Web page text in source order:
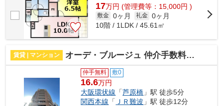
17万円 (管理費等：15,000円 )
敷金 0ヶ月 礼金 0ヶ月
10階 / 1LDK / 45.61㎡
賃貸 | マンション オーデ・ブルージュ 仲介手数料無料
仲手無料 敷0
16.6万円
大阪環状線 「芦原橋 」駅 徒歩5分
関西本線 「 ＪＲ難波 」駅 徒歩12分